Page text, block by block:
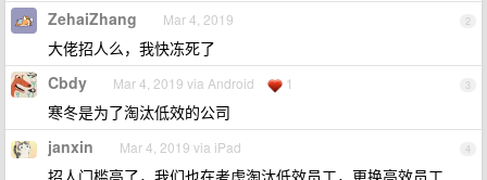
2
ZehaiZhang Mar 4, 2019
大佬招人么，我快冻死了
3
Cbdy Mar 4, 2019 via Android 1
寒冬是为了淘汰低效的公司
4
janxin Mar 4, 2019 via iPad
招人门槛高了，我们也在考虑淘汰低效员工，更换高效员工